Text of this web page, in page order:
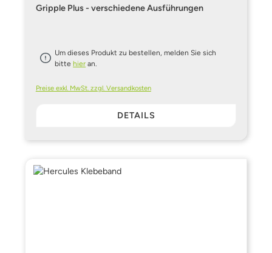
Gripple Plus - verschiedene Ausführungen
Um dieses Produkt zu bestellen, melden Sie sich
bittehier an.
Preise exkl. MwSt. zzgl. Versandkosten
DETAILS